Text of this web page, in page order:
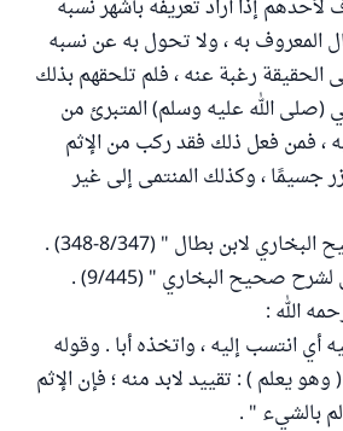
لأحدهم إذا أراد تعريفه بأشهر نسبه
المعروف به ، ولا تحول به عن نسبه
الحقيقة رغبة عنه ، فلم تلحقهم بذلك
(صلى الله عليه وسلم) المتبرئ من
، فمن فعل ذلك فقد ركب من الإثم
جسيمًا ، وكذلك المنتمى إلى غير
انتهى من " شرح صحيح البخاري لابن بطال " (8/347-348) .
صحيح البخاري " (9/445) .
الله :
أي انتسب إليه ، واتخذه أبا . وقوله
يعلم ) : تقييد لابد منه ؛ فإن الإثم
بالشيء " .